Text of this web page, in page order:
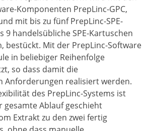
Komponenten PrepLinc-GPC,
mit bis zu fünf PrepLinc-SPE-
9 handelsübliche SPE-Kartuschen
bestückt. Mit der PrepLinc-Software
in beliebiger Reihenfolge
so dass damit die
Anforderungen realisiert werden.
des PrepLinc-Systems ist
gesamte Ablauf geschieht
Extrakt zu den zwei fertig